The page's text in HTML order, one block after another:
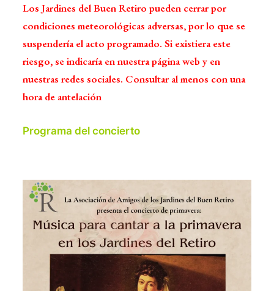
Los Jardines del Buen Retiro pueden cerrar por
condiciones meteorológicas adversas, por lo que se
suspendería el acto programado. Si existiera este
riesgo, se indicaría en nuestra página web y en
nuestras redes sociales. Consultar al menos con una
hora de antelación
Programa del concierto